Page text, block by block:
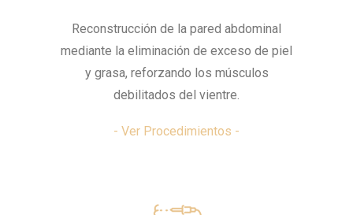
Reconstrucción de la pared abdominal
mediante la eliminación de exceso de piel
y grasa, reforzando los músculos
debilitados del vientre.
- Ver Procedimientos -